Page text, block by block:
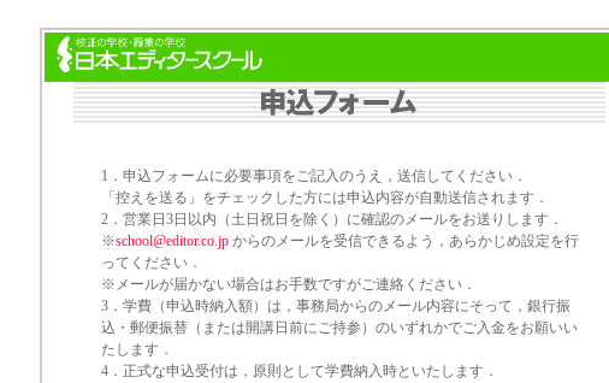
1．申込フォームに必要事項をご記入のうえ，送信してください．
「控えを送る」をチェックした方には申込内容が自動送信されます．
2．営業日3日以内（土日祝日を除く）に確認のメールをお送りします．
※school@editor.co.jpからのメールを受信できるよう，あらかじめ設定を行
ってください．
※メールが届かない場合はお手数ですがご連絡ください．
3．学費（申込時納入額）は，事務局からのメール内容にそって，銀行振
込・郵便振替（または開講日前にご持参）のいずれかでご入金をお願いい
たします．
4．正式な申込受付は，原則として学費納入時といたします．